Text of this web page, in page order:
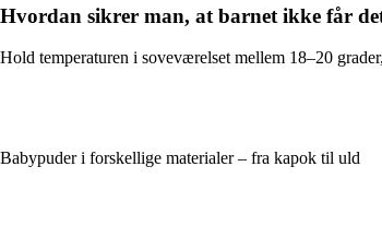
Hvordan sikrer man, at barnet ikke får
Hold temperaturen i soveværelset mellem 18–20
Babypuder i forskellige materialer – fra kapok til uld